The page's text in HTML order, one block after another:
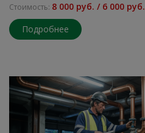
Стоимость: 8 000 руб. / 6 000 руб.
Подробнее